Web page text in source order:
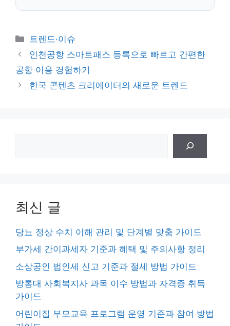
카
테
리
트렌드·이슈
인천공항 스마트패스 등록으로 빠르고 간편한
공항 이용 경험하기
한국 콘텐츠 크리에이터의 새로운 트렌드
최신 글
당뇨 정상 수치 이해 관리 및 단계별 맞춤 가이드
부가세 간이과세자 기준과 혜택 및 주의사항 정리
소상공인 법인세 신고 기준과 절세 방법 가이드
방통대 사회복지사 과목 이수 방법과 자격증 취득
가이드
어린이집 부모교육 프로그램 운영 기준과 참여 방법